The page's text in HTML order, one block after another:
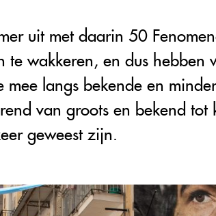
uit met daarin 50
wakkeren, en dus hebben
langs bekende en
van groots en bekend tot
geweest zijn.